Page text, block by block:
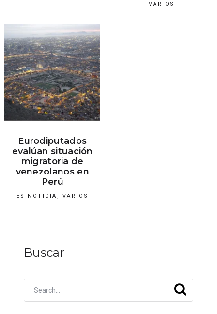
VARIOS
Eurodiputados
evalúan situación
migratoria de
venezolanos en
Perú
ES NOTICIA , VARIOS
Buscar